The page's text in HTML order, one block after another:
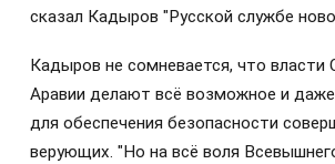
сказал Кадыров "Русской службе
Кадыров не сомневается, что власти
Аравии делают всё возможное и
для обеспечения безопасности
верующих. "Но на всё воля